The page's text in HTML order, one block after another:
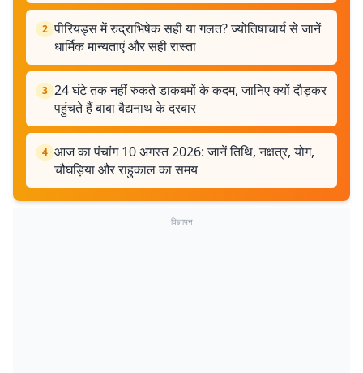
2 पीरियड्स में रुद्राभिषेक सही या गलत? ज्योतिषाचार्य से जानें
धार्मिक मान्यताएं और सही रास्ता
3 24 घंटे तक नहीं रुकते डाकबमों के कदम, जानिए क्यों दौड़कर
पहुंचते हैं बाबा बैद्यनाथ के दरबार
4 आज का पंचांग 10 अगस्त 2026: जानें तिथि, नक्षत्र, योग,
चौघड़िया और राहुकाल का समय
विज्ञापन